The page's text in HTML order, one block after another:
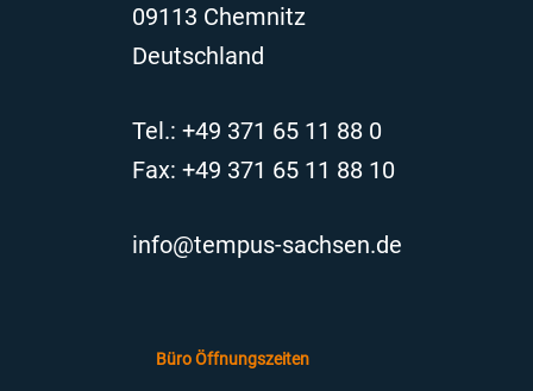
09113 Chemnitz
Deutschland
Tel.: +49 371 65 11 88 0
Fax: +49 371 65 11 88 10
info@tempus-sachsen.de
Büro Öffnungszeiten